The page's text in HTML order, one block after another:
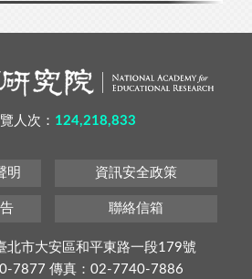
人次： 124,218,833
明 資訊安全政策
聯絡信箱
北市大安區和平東路一段179號
7877 傳真：02-7740-7886